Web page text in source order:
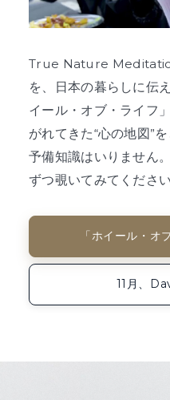
True Nature
を、日本の暮らしに伝
イール・オブ・ライフ
がれてきた“心の地図”
予備知識はいりません
ずつ覗いてみてください
「ホイール・オ
11月、